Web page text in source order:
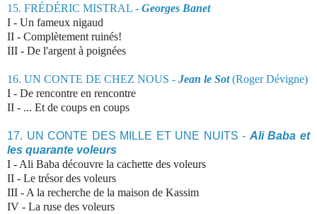
15. FRÉDÉRIC MISTRAL - Georges Banet
I - Un fameux nigaud
II - Complètement ruinés!
III - De l'argent à poignées
16. UN CONTE DE CHEZ NOUS - Jean le Sot (Roger Dévigne)
I - De rencontre en rencontre
II - ... Et de coups en coups
17. UN CONTE DES MILLE ET UNE NUITS - Ali Baba et
les quarante voleurs
I - Ali Baba découvre la cachette des voleurs
II - Le trésor des voleurs
III - A la recherche de la maison de Kassim
IV - La ruse des voleurs